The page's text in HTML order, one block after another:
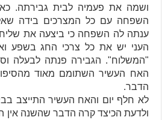
ושמה את פעמיה לבית גבירתה.
השפחה עם כל המצרכים בידה
ענתה לה השפחה כי ביצעה את
העני יש את כל צרכי החג בשפע
"המשלוח". הגבירה פנתה לבעלה
האח העשיר השתומם מאוד
הדבר.
לא חלף יום והאח העשיר התייצב
ולדעת הכיצד קרה הדבר שהשנה אין